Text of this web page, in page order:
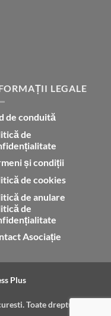
LEGALE
de conduită
de
și condiții
de cookies
de anulare
de
Asociație
Plus
Toate drepturile